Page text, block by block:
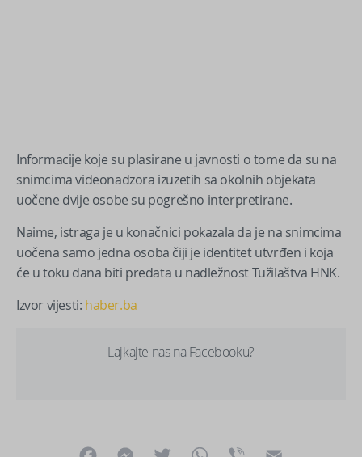
Informacije koje su plasirane u javnosti o tome da su na
snimcima videonadzora izuzetih sa okolnih objekata
uočene dvije osobe su pogrešno interpretirane.
Naime, istraga je u konačnici pokazala da je na snimcima
uočena samo jedna osoba čiji je identitet utvrđen i koja
će u toku dana biti predata u nadležnost Tužilaštva HNK.
Izvor vijesti: haber.ba
Lajkajte nas na Facebooku?